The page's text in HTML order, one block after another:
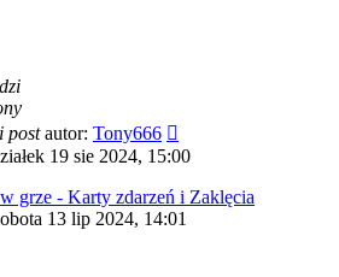
postautor: Tony666
19 sie 2024, 15:00
grze - Karty zdarzeń i Zaklęcia
13 lip 2024, 14:01